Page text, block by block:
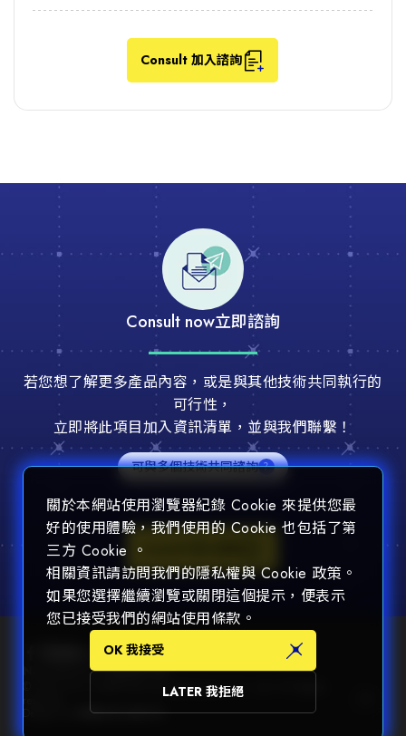
Consult 加入諮詢
Consult now立即諮詢
若您想了解更多產品內容，或是與其他技術共同執行的
可行性，
立即將此項目加入資訊清單，並與我們聯繫！
可與多個技術共同諮詢
Consult 加入諮詢
Newsletter 訂閱電子報
© 2025 Chin Nan® Precision Electronics Co., Ltd. All Rights
WDD.隱私權政策
關於本網站使用瀏覽器紀錄 Cookie 來提供您最
好的使用體驗，我們使用的 Cookie 也包括了第
三方 Cookie 。
相關資訊請訪問我們的隱私權與 Cookie 政策。
如果您選擇繼續瀏覽或關閉這個提示，便表示
您已接受我們的網站使用條款。
OK 我接受
LATER 我拒絕